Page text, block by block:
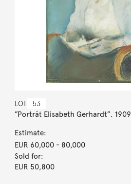
LOT 53
”Porträt Elisabeth Gerhardt”. 1909
Estimate:
EUR 60,000- 80,000
Sold for:
EUR 50,800